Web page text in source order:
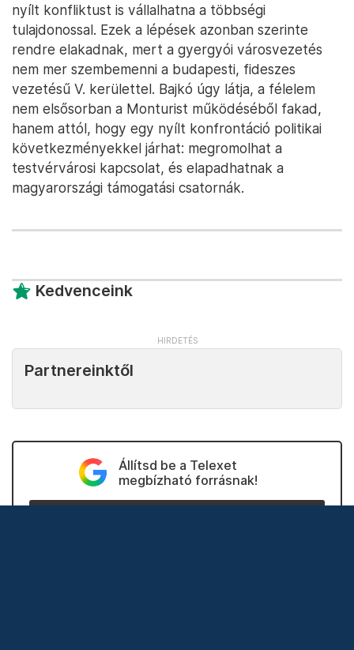
nyílt konfliktust is vállalhatna a többségi
tulajdonossal. Ezek a lépések azonban szerinte
rendre elakadnak, mert a gyergyói városvezetés
nem mer szembemenni a budapesti, fideszes
vezetésű V. kerülettel. Bajkó úgy látja, a félelem
nem elsősorban a Monturist működéséből fakad,
hanem attól, hogy egy nyílt konfrontáció politikai
következményekkel járhat: megromolhat a
testvérvárosi kapcsolat, és elapadhatnak a
magyarországi támogatási csatornák.
Kedvenceink
Partnereinktől
Állítsd be a Telexet
megbízható forrásnak!